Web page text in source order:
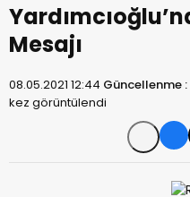
Mesajı
08.05.2021 12:44 Güncellenme :
kez görüntülendi